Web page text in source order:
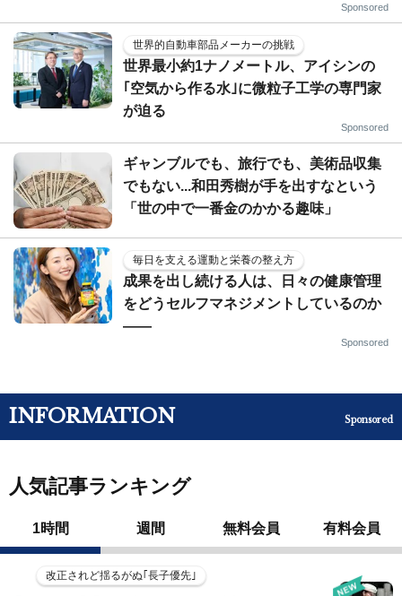
Sponsored
世界的自動車部品メーカーの挑戦
世界最小約1ナノメートル、アイシンの
｢空気から作る水｣に微粒子工学の専門家
が迫る
Sponsored
ギャンブルでも、旅行でも、美術品収集
でもない...和田秀樹が手を出すなという
「世の中で一番金のかかる趣味」
毎日を支える運動と栄養の整え方
成果を出し続ける人は、日々の健康管理
をどうセルフマネジメントしているのか
——
Sponsored
INFORMATION Sponsored
人気記事ランキング
1時間 週間 無料会員 有料会員
改正されど揺るがぬ｢長子優先｣